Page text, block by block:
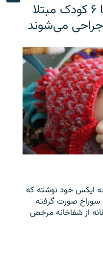
سره‌ میاشت: روزانه ۴ تا ۶ کودک مبتلا
می‌شوند
۱۷ اسد در صفحه ایکس خود نوشته که
مبتلا به سوراخ صورت گرفته
از شفاخانه مرخص